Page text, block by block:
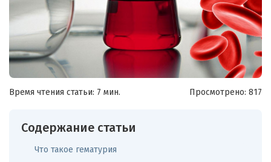
Время чтения статьи: 7 мин. Просмотрено: 817
Содержание статьи
Что такое гематурия